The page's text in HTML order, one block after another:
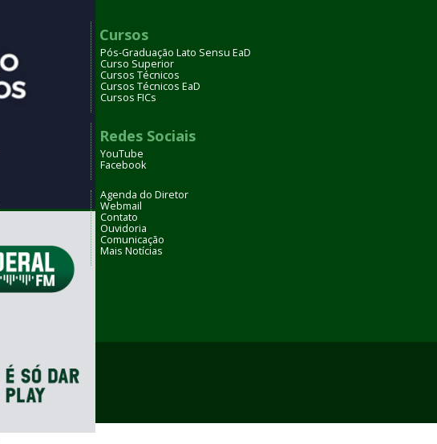
Cursos
Pós-Graduação Lato Sensu EaD
Curso Superior
Cursos Técnicos
Cursos Técnicos EaD
Cursos FICs
Redes Sociais
YouTube
Facebook
Agenda do Diretor
Webmail
Contato
Ouvidoria
Comunicação
Mais Notícias